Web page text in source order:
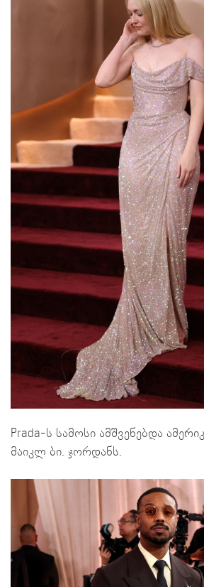
Prada-ს სამოსი ამშვენებდა
მაიკლ ბი. ჯორდანს.